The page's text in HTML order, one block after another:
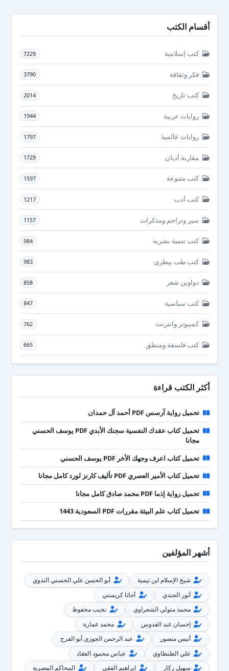
أقسام الكتب
كتب إسلامية 7229
فكر وثقافة 3790
كتب تاريخ 2014
روايات عربية 1944
روايات عالمية 1797
مقارنة أديان 1729
كتب متنوعة 1597
كتب أدب 1217
سير وتراجم ومذكرات 1157
كتب تنمية بشرية 984
كتب طب بيطرى 983
دواوين شعر 858
كتب سياسية 847
كمبيوتر وانترنت 762
كتب فلسفة ومنطق 665
أكثر الكتب قراءة
تحميل رواية آرسس PDF أحمد آل حمدان
تحميل كتاب عقدك النفسية سجنك الأبدي PDF يوسف الحسني
مجانا
تحميل كتاب اعرف وجهك الأخر PDF يوسف الحسني
تحميل كتاب الأمير العصري PDF تأليف كارنز لورد كامل مجانا
تحميل رواية إذما PDF محمد صادق كامل مجانا
تحميل كتاب علم البيئة مقررات PDF السعودية 1443
أشهر المؤلفين
شيخ الإسلام ابن تيمية
أبو الحسن علي الحسني الندوي
أنور الجندي
أجاثا كريستي
محمد متولي الشعراوي
نجيب محفوظ
إحسان عبد القدوس
محمد عمارة
أنيس منصور
عبد الرحمن الجوزي أبو الفرج
علي الطنطاوي
عباس محمود العقاد
سهيل زكار
ابراهيم الفقى المحاكم المصرية